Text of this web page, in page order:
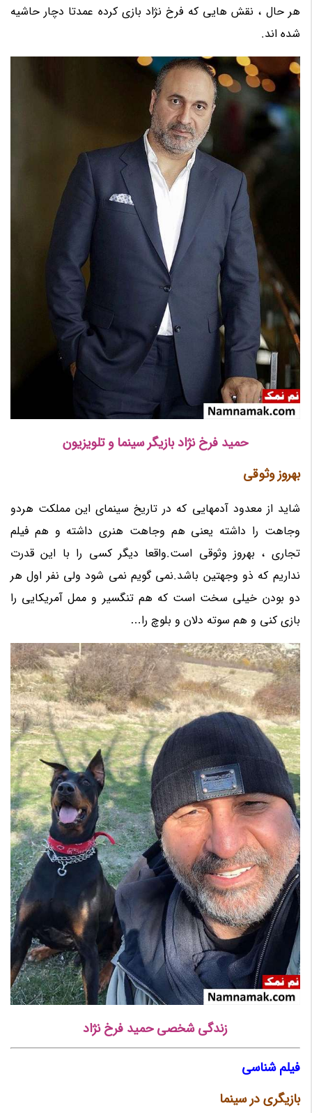
هر حال ، نقش هایی که فرخ نژاد بازی کرده عمدتا دچار حاشیه
شده اند.
حمید فرخ نژاد بازیگر سینما و تلویزیون
بهروز وثوقی
شاید از معدود آدمهایی که در تاریخ سینمای این مملکت هردو
وجاهت را داشته یعنی هم وجاهت هنری داشته و هم فیلم
تجاری ، بهروز وثوقی است.واقعا دیگر کسی را با این قدرت
نداریم که ذو وجهتین باشد.نمی گویم نمی شود ولی نفر اول هر
دو بودن خیلی سخت است که هم تنگسیر و ممل آمریکایی را
بازی کنی و هم سوته دلان و بلوچ را…
زندگی شخصی حمید فرخ نژاد
فیلم شناسی
بازیگری در سینما